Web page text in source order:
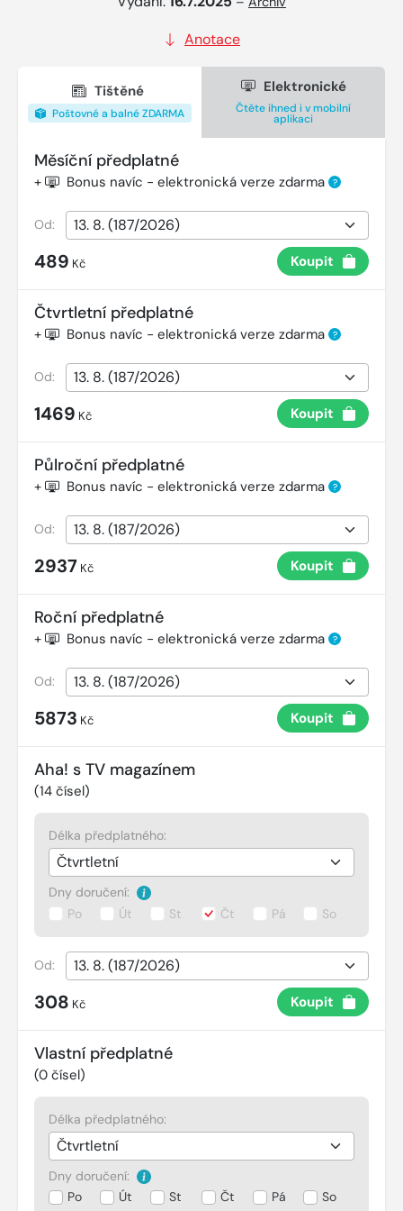
Anotace
Tištěné
Poštovné a balné ZDARMA
Elektronické
Čtěte ihned i v mobilní
aplikaci
Měsíční předplatné
+ Bonus navíc - elektronická verze zdarma ?
Od:
489 Kč Koupit
Čtvrtletní předplatné
+ Bonus navíc - elektronická verze zdarma ?
Od:
1469 Kč Koupit
Půlroční předplatné
+ Bonus navíc - elektronická verze zdarma ?
Od:
2937 Kč Koupit
Roční předplatné
+ Bonus navíc - elektronická verze zdarma ?
Od:
5873 Kč Koupit
Aha! s TV magazínem
(14 čísel)
Délka předplatného:
Dny doručení:
Po
Út St Čt Pá So
Od:
308 Kč Koupit
Vlastní předplatné
(0 čísel)
Délka předplatného:
Dny doručení:
Po
Út St Čt Pá So